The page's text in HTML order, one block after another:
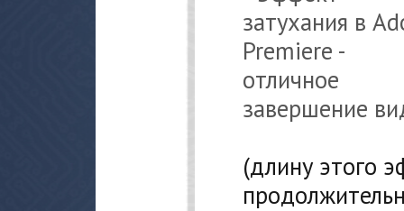
(длину этого